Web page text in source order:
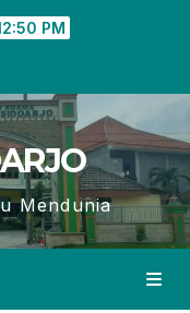
PM
Mendunia